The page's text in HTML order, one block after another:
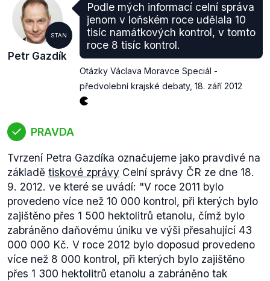
STAN
Petr Gazdík
Podle mých informací celní správa
jenom v loňském roce udělala 10
tisíc namátkových kontrol, v tomto
roce 8 tisíc kontrol.
Otázky Václava Moravce Speciál -
předvolební krajské debaty, 18. září 2012
PRAVDA
Tvrzení Petra Gazdíka označujeme jako pravdivé na
základě tiskové zprávy Celní správy ČR ze dne 18.
9. 2012. ve které se uvádí: "V roce 2011 bylo
provedeno více než 10 000 kontrol, při kterých bylo
zajištěno přes 1 500 hektolitrů etanolu, čímž bylo
zabráněno daňovému úniku ve výši přesahující 43
000 000 Kč. V roce 2012 bylo doposud provedeno
více než 8 000 kontrol, při kterých bylo zajištěno
přes 1 300 hektolitrů etanolu a zabráněno tak